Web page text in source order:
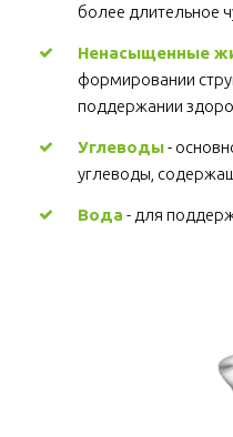
более длительное
Ненасыщенные
формировании
поддержании
Углеводы -
углеводы,
Вода - для